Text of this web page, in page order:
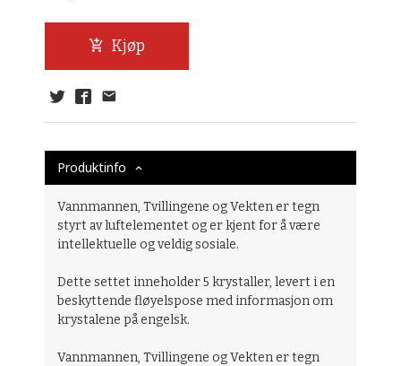
Kjøp
Produktinfo
Vannmannen, Tvillingene og Vekten er tegn
styrt av luftelementet og er kjent for å være
intellektuelle og veldig sosiale.
Dette settet inneholder 5 krystaller, levert i en
beskyttende fløyelspose med informasjon om
krystalene på engelsk.
Vannmannen, Tvillingene og Vekten er tegn